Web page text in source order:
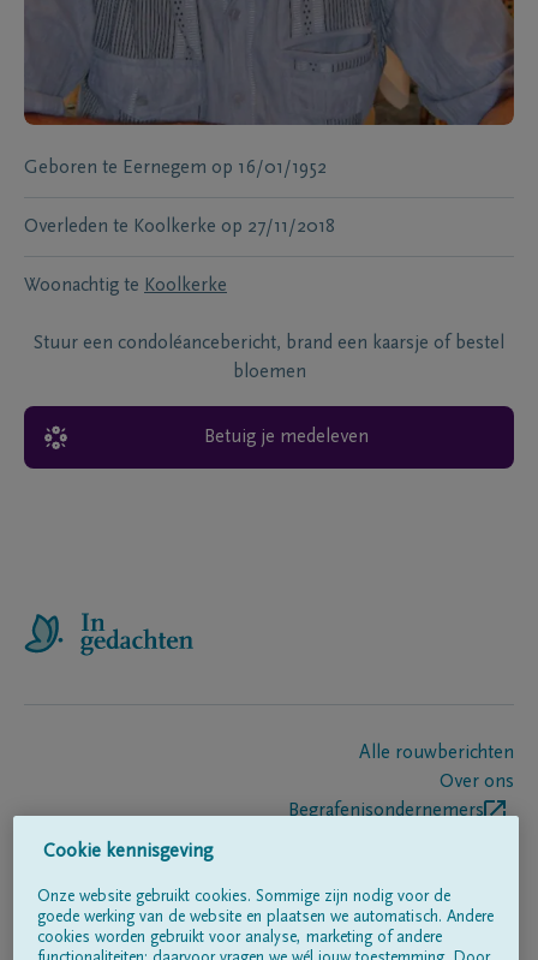
Geboren te Eernegem op 16/01/1952
Overleden te Koolkerke op 27/11/2018
Woonachtig te Koolkerke
Stuur een condoléancebericht, brand een kaarsje of bestel
bloemen
Betuig je medeleven
Alle rouwberichten
Over ons
Begrafenisondernemers
Volg ons op
Cookie kennisgeving
Onze website gebruikt cookies. Sommige zijn nodig voor de
goede werking van de website en plaatsen we automatisch. Andere
cookies worden gebruikt voor analyse, marketing of andere